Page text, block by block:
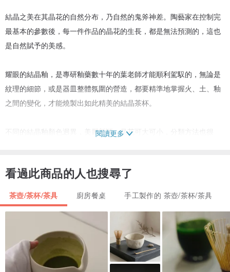
結晶之美在其晶花的自然分布，乃自然的鬼斧神差。陶藝家在控制完
最基本的參數後，每一件作品的晶花的生長，都是無法預測的，這也
是自然賦予的美感。
耀眼的結晶釉，是專研釉藥數十年的葉老師才能順利駕馭的，無論是
紋理的細節，或是器皿整體氛圍的營造，都要精準地掌握火、土、釉
之間的變化，才能燒製出如此精美的結晶茶杯。
不同的結晶釉顏色迥異，美麗新穎，晶花可大可小，分類方法也很
不可控的因素，讓歷代的製陶匠人，只能挖空心思、嘔心瀝血，只為
燒得一只完美的結晶釉作品；而今，借助科技的發達，讓許許多多燒
製結晶時的變因，獲得控制，雖說如此，其還是難度極大且不好掌握
的作品類型。
閱讀更多
看過此商品的人也搜尋了
茶壺/茶杯/茶具 廚房餐桌 手工製作的 茶壺/茶杯/茶具